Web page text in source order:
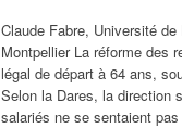
Claude Fabre, Université
Montpellier La réforme des
légal de départ à 64 ans,
Selon la Dares, la direction
salariés ne se sentaient